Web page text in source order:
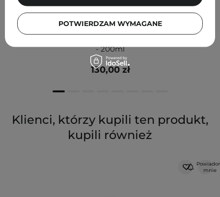
- 200ml
130,00 zł
Klienci, którzy kupili ten produkt,
kupili również
mnie
POTWIERDZAM WYMAGANE